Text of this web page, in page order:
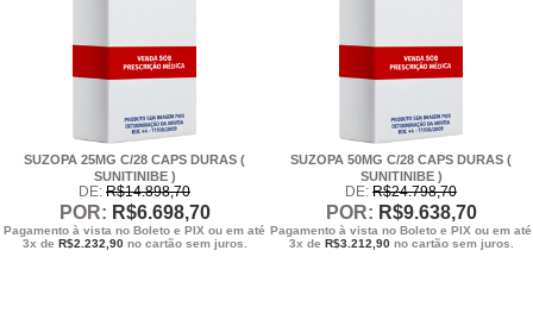
SUZOPA 25MG C/28 CAPS DURAS (
SUNITINIBE )
DE: R$14.898,70
POR: R$6.698,70
Pagamento à vista no Boleto e PIX ou em até
3x de R$2.232,90no cartão sem juros.
SUZOPA 50MG C/28 CAPS DURAS (
SUNITINIBE )
DE: R$24.798,70
POR: R$9.638,70
Pagamento à vista no Boleto e PIX ou em até
3x de R$3.212,90no cartão sem juros.